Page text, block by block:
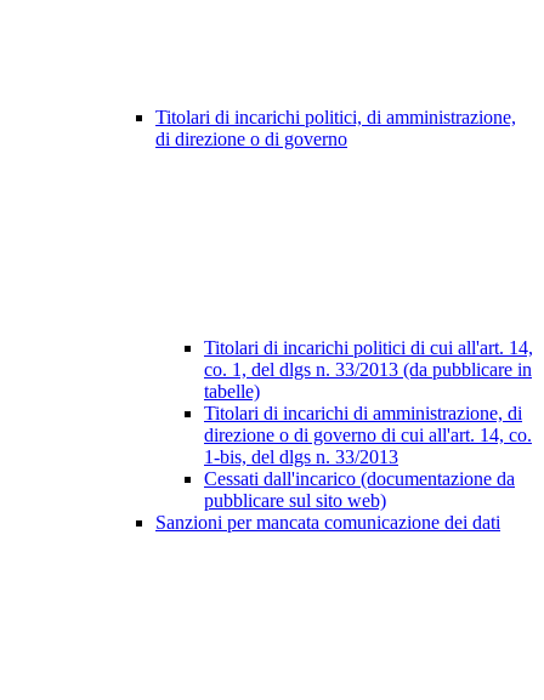
Titolari di incarichi politici, di amministrazione,
di direzione o di governo
Titolari di incarichi politici di cui all'art. 14,
co. 1, del dlgs n. 33/2013 (da pubblicare in
tabelle)
Titolari di incarichi di amministrazione, di
direzione o di governo di cui all'art. 14, co.
1-bis, del dlgs n. 33/2013
Cessati dall'incarico (documentazione da
pubblicare sul sito web)
Sanzioni per mancata comunicazione dei dati